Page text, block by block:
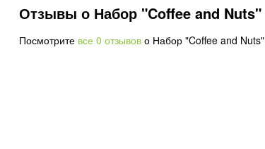
Отзывы о Набор "Coffee and Nuts"
Посмотрите все 0 отзывов о Набор "Coffee and Nuts"